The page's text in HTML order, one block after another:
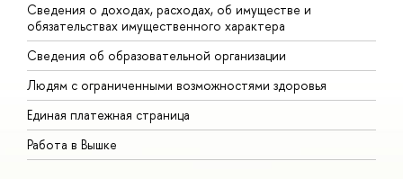
Сведения о доходах, расходах, об имуществе и
обязательствах имущественного характера
Сведения об образовательной организации
Людям с ограниченными возможностями здоровья
Единая платежная страница
Работа в Вышке